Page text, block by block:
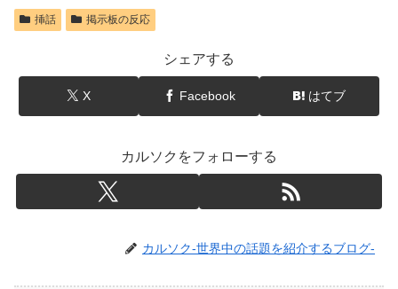
挿話 掲示板の反応
シェアする
X Facebook はてブ
カルソクをフォローする
カルソク-世界中の話題を紹介するブログ-